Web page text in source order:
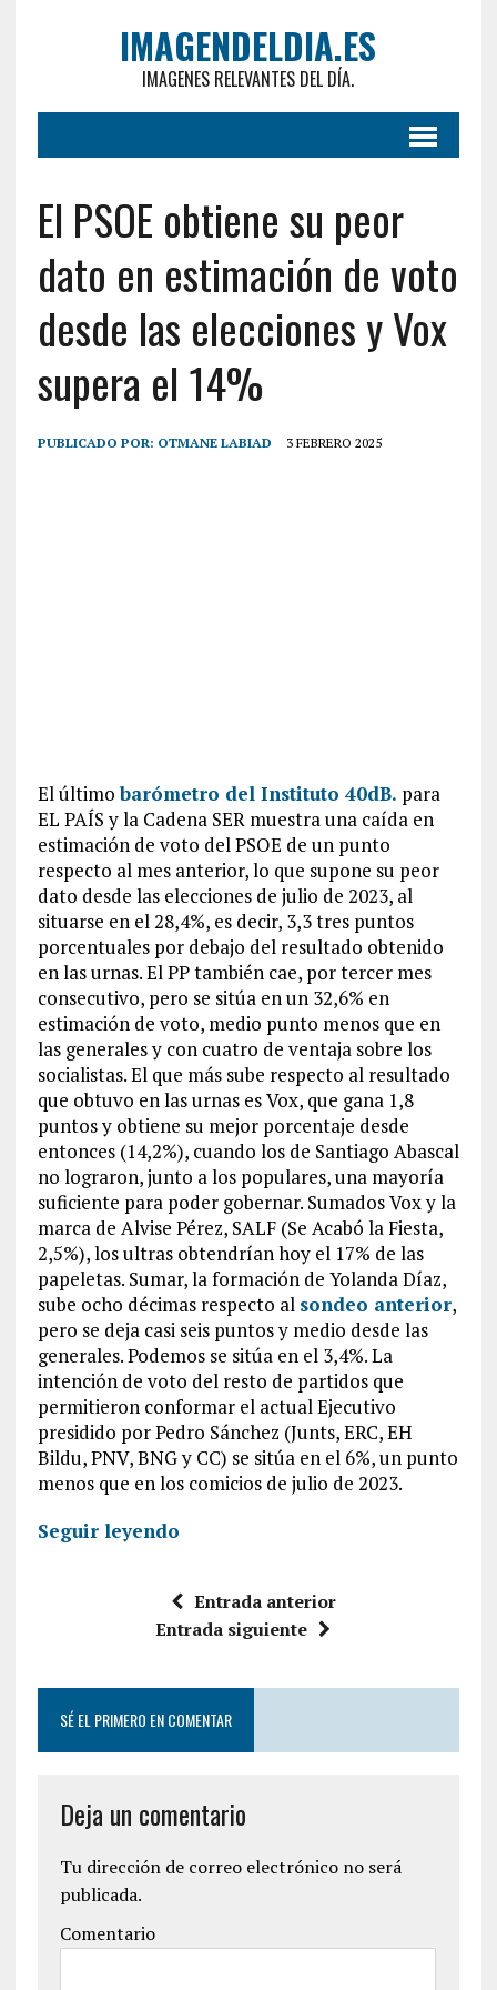
IMAGENDELDIA.ES
IMAGENES RELEVANTES DEL DÍA.
El PSOE obtiene su peor
dato en estimación de voto
desde las elecciones y Vox
supera el 14%
PUBLICADO POR: OTMANE LABIAD 3 FEBRERO 2025
El últimobarómetro del Instituto 40dB. para
EL PAÍS y la Cadena SER muestra una caída en
estimación de voto del PSOE de un punto
respecto al mes anterior, lo que supone su peor
dato desde las elecciones de julio de 2023, al
situarse en el 28,4%, es decir, 3,3 tres puntos
porcentuales por debajo del resultado obtenido
en las urnas. El PP también cae, por tercer mes
consecutivo, pero se sitúa en un 32,6% en
estimación de voto, medio punto menos que en
las generales y con cuatro de ventaja sobre los
socialistas. El que más sube respecto al resultado
que obtuvo en las urnas es Vox, que gana 1,8
puntos y obtiene su mejor porcentaje desde
entonces (14,2%), cuando los de Santiago Abascal
no lograron, junto a los populares, una mayoría
suficiente para poder gobernar. Sumados Vox y la
marca de Alvise Pérez, SALF (Se Acabó la Fiesta,
2,5%), los ultras obtendrían hoy el 17% de las
papeletas. Sumar, la formación de Yolanda Díaz,
sube ocho décimas respecto al sondeo anterior,
pero se deja casi seis puntos y medio desde las
generales. Podemos se sitúa en el 3,4%. La
intención de voto del resto de partidos que
permitieron conformar el actual Ejecutivo
presidido por Pedro Sánchez (Junts, ERC, EH
Bildu, PNV, BNG y CC) se sitúa en el 6%, un punto
menos que en los comicios de julio de 2023.
Seguir leyendo
Entrada anterior
Entrada siguiente
SÉ EL PRIMERO EN COMENTAR
Deja un comentario
Tu dirección de correo electrónico no será
publicada.
Comentario